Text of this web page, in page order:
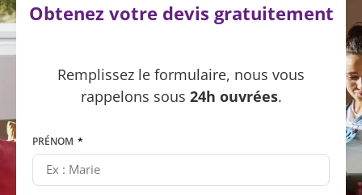
Obtenez votre devis gratuitement
Remplissez le formulaire, nous vous
rappelons sous 24h ouvrées.
PRÉNOM